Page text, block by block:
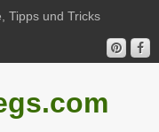
Tipps und Tricks